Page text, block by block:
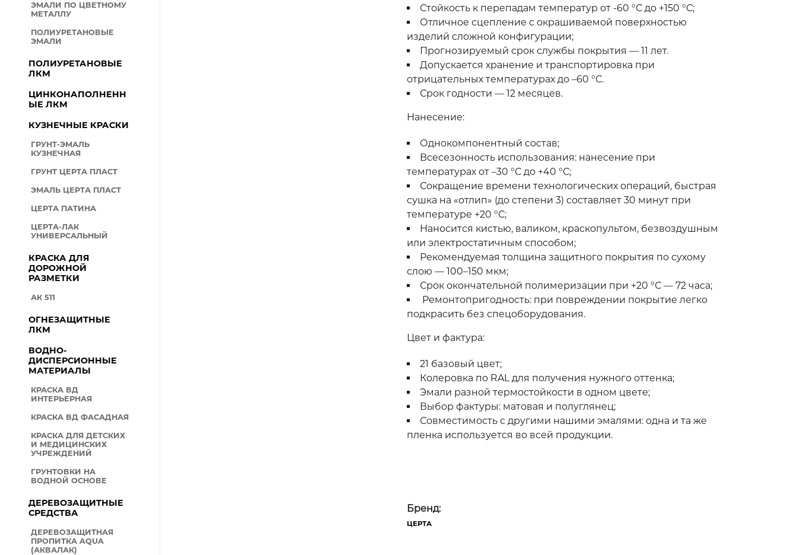
ЭМАЛИ ПО ЦВЕТНОМУ
МЕТАЛЛУ
ПОЛИУРЕТАНОВЫЕ
ЭМАЛИ
ПОЛИУРЕТАНОВЫЕ
ЛКМ
ЦИНКОНАПОЛНЕНН
ЫЕ ЛКМ
КУЗНЕЧНЫЕ КРАСКИ
ГРУНТ-ЭМАЛЬ
КУЗНЕЧНАЯ
ГРУНТ ЦЕРТА ПЛАСТ
ЭМАЛЬ ЦЕРТА ПЛАСТ
ЦЕРТА ПАТИНА
ЦЕРТА-ЛАК
УНИВЕРСАЛЬНЫЙ
КРАСКА ДЛЯ
ДОРОЖНОЙ
РАЗМЕТКИ
АК 511
ОГНЕЗАЩИТНЫЕ
ЛКМ
ВОДНО-
ДИСПЕРСИОННЫЕ
МАТЕРИАЛЫ
КРАСКА ВД
ИНТЕРЬЕРНАЯ
КРАСКА ВД ФАСАДНАЯ
КРАСКА ДЛЯ ДЕТСКИХ
И МЕДИЦИНСКИХ
УЧРЕЖДЕНИЙ
ГРУНТОВКИ НА
ВОДНОЙ ОСНОВЕ
ДЕРЕВОЗАЩИТНЫЕ
СРЕДСТВА
ДЕРЕВОЗАЩИТНАЯ
ПРОПИТКА AQUA
(АКВАЛАК)
Стойкость к перепадам температур от -60 °С до +150 °С;
Отличное сцепление с окрашиваемой поверхностью
изделий сложной конфигурации;
Прогнозируемый срок службы покрытия — 11 лет.
Допускается хранение и транспортировка при
отрицательных температурах до –60 °С.
Срок годности — 12 месяцев.
Нанесение:
Однокомпонентный состав;
Всесезонность использования: нанесение при
температурах от –30 °С до +40 °С;
Сокращение времени технологических операций, быстрая
сушка на «отлип» (до степени 3) составляет 30 минут при
температуре +20 °С;
Наносится кистью, валиком, краскопультом, безвоздушным
или электростатичным способом;
Рекомендуемая толщина защитного покрытия по сухому
слою — 100–150 мкм;
Срок окончательной полимеризации при +20 °С — 72 часа;
Ремонтопригодность: при повреждении покрытие легко
подкрасить без спецоборудования.
Цвет и фактура:
21 базовый цвет;
Колеровка по RAL для получения нужного оттенка;
Эмали разной термостойкости в одном цвете;
Выбор фактуры: матовая и полуглянец;
Совместимость с другими нашими эмалями: одна и та же
пленка используется во всей продукции.
Бренд:
ЦЕРТА